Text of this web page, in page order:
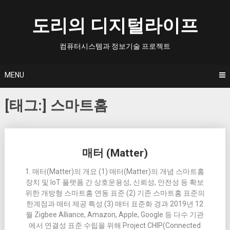
도리의 디지털라이프
컴퓨터시스템과 정보기술 프로젝트
MENU
[태그:] 스마트홈
매터 (Matter)
1. 매터(Matter)의 개요 (1) 매터(Matter)의 개념 스마트홈
장치 및 IoT 플랫폼 간 상호운용성, 신뢰성, 안전성 등 확보
위한 개방형 스마트홈 연동 표준 (2) 기존 스마트홈 표준의
한계점과 매터 제공 특성 (3) 매터 표준화 경과 2019년 12
월 Zigbee Alliance, Amazon, Apple, Google 등 다수 기관
에서 연결성 표준 수립을 위해 Project CHIP(Connected